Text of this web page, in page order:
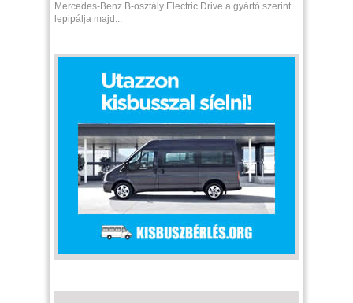
Mercedes-Benz B-osztály Electric Drive a gyártó szerint
lepipálja majd...